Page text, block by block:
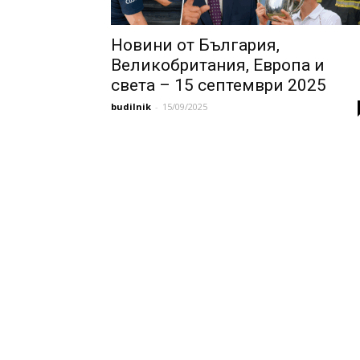
Новини от България,
Великобритания, Европа и
света – 15 септември 2025
budilnik - 15/09/2025